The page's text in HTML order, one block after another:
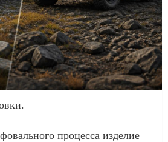
процесса изделие